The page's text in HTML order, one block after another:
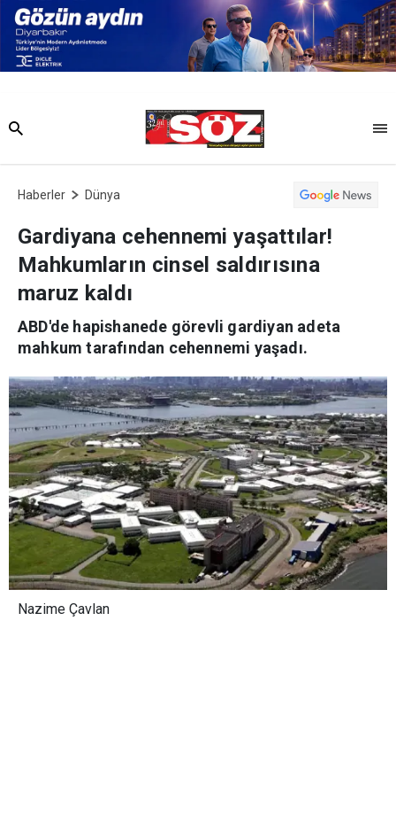
Haberler Dünya
Gardiyana cehennemi yaşattılar!
Mahkumların cinsel saldırısına
maruz kaldı
ABD'de hapishanede görevli gardiyan adeta
mahkum tarafından cehennemi yaşadı.
Nazime Çavlan